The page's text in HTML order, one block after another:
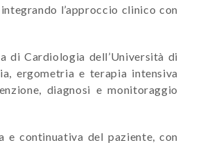
l’approccio clinico con
di Cardiologia dell’Università di
ergometria e terapia intensiva
diagnosi e monitoraggio
continuativa del paziente, con